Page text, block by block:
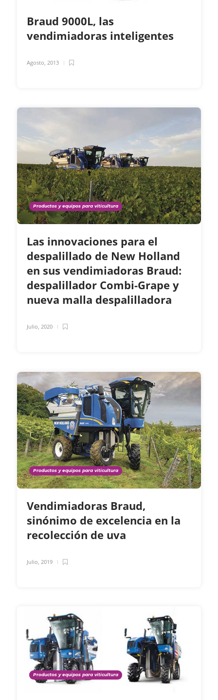
Braud 9000L, las
vendimiadoras inteligentes
Agosto, 2013
Productos y equipos para viticultura
Las innovaciones para el
despalillado de New Holland
en sus vendimiadoras Braud:
despalillador Combi-Grape y
nueva malla despalilladora
Julio, 2020
Productos y equipos para viticultura
Vendimiadoras Braud,
sinónimo de excelencia en la
recolección de uva
Julio, 2019
Productos y equipos para viticultura